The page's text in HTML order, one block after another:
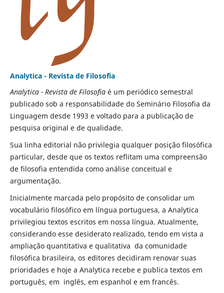
Analytica - Revista de Filosofia
Analytica - Revista de Filosofiaé um periódico semestral
publicado sob a responsabilidade do Seminário Filosofia da
Linguagem desde 1993 e voltado para a publicação de
pesquisa original e de qualidade.
Sua linha editorial não privilegia qualquer posição filosófica
particular, desde queos textos reflitam uma compreensão
de filosofia entendida como análise conceitual e
argumentação.
Inicialmente marcada pelo propósito de consolidar um
vocabulário filosófico em língua portuguesa, a Analytica
privilegiou textos escritos em nossa língua. Atualmente,
considerando esse desiderato realizado, tendo em vista a
ampliação quantitativa e qualitativa da comunidade
filosófica brasileira, os editores decidiram renovar suas
prioridades e hoje a Analytica recebe e publica textos em
português, em inglês, em espanhol e em francês.